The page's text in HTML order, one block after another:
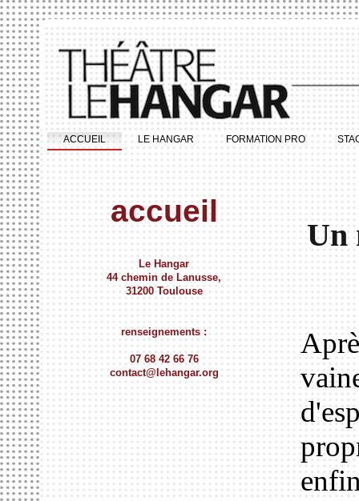
ACCUEIL LE HANGAR FORMATION PRO
accueil
Le Hangar
44 chemin de Lanusse,
31200 Toulouse
renseignements :
07 68 42 66 76
contact@lehangar.org
Un